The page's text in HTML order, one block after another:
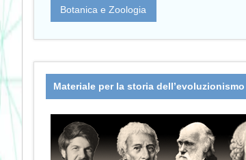
Botanica e Zoologia
Materiale per la storia dell’evoluzionismo